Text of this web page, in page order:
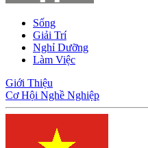
Sống
Giải Trí
Nghỉ Dưỡng
Làm Việc
Giới Thiệu
Cơ Hội Nghề Nghiệp